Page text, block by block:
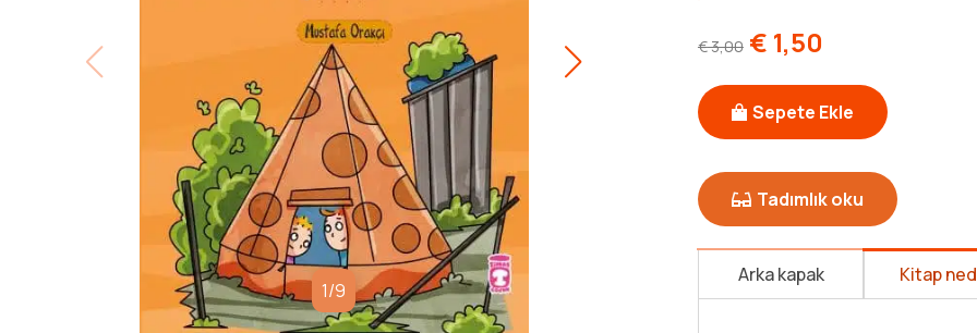
1/9
€3,00 € 1,50
Sepete Ekle
Tadımlık oku
Arka kapak Kitap